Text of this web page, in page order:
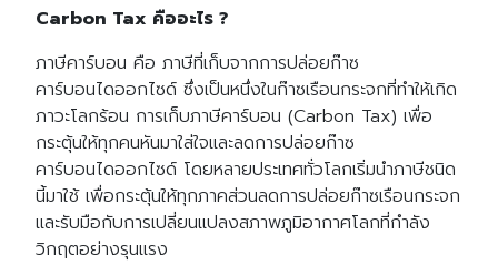
Carbon Tax คืออะไร ?
ภาษีคาร์บอน คือ ภาษีที่เก็บจากการปล่อยก๊าซ
คาร์บอนไดออกไซด์ ซึ่งเป็นหนึ่งในก๊าซเรือนกระจกที่ทำให้เกิด
ภาวะโลกร้อน การเก็บภาษีคาร์บอน (Carbon Tax) เพื่อ
กระตุ้นให้ทุกคนหันมาใส่ใจและลดการปล่อยก๊าซ
คาร์บอนไดออกไซด์ โดยหลายประเทศทั่วโลกเริ่มนำภาษีชนิด
นี้มาใช้ เพื่อกระตุ้นให้ทุกภาคส่วนลดการปล่อยก๊าซเรือนกระจก
และรับมือกับการเปลี่ยนแปลงสภาพภูมิอากาศโลกที่กำลัง
วิกฤตอย่างรุนแรง